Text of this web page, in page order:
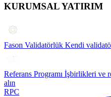
KURUMSAL YATIRIM
Fason Validatörlük Kendi
Referans Programı İşbirlikleri ve
alın
RPC